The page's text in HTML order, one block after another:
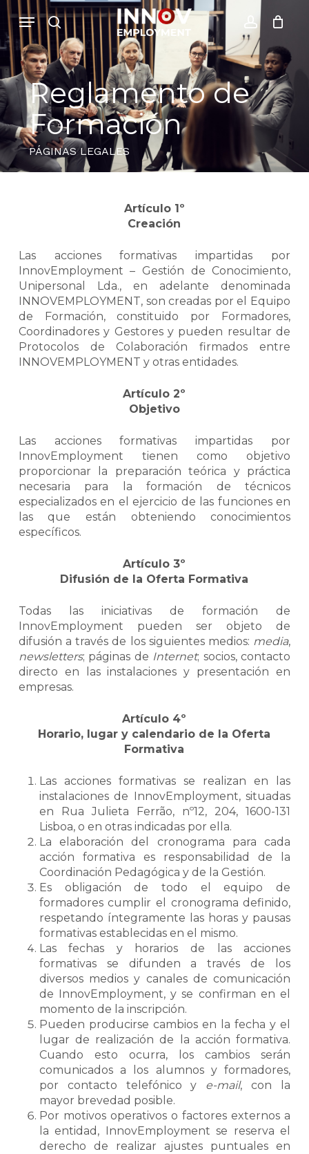
Skip
to
main
content
search account
Menu
Cesto de Compras Close
Reglamento de
Formación
PÁGINAS LEGALES
Artículo 1º
Creación
Las acciones formativas impartidas por
InnovEmployment – Gestión de Conocimiento,
Unipersonal Lda., en adelante denominada
INNOVEMPLOYMENT, son creadas por el Equipo
de Formación, constituido por Formadores,
Coordinadores y Gestores y pueden resultar de
Protocolos de Colaboración firmados entre
INNOVEMPLOYMENT y otras entidades.
Artículo 2º
Objetivo
Las acciones formativas impartidas por
InnovEmployment tienen como objetivo
proporcionar la preparación teórica y práctica
necesaria para la formación de técnicos
especializados en el ejercicio de las funciones en
las que están obteniendo conocimientos
específicos.
Artículo 3º
Difusión de la Oferta Formativa
Todas las iniciativas de formación de
InnovEmployment pueden ser objeto de
difusión a través de los siguientes medios: media,
newsletters; páginas de Internet; socios, contacto
directo en las instalaciones y presentación en
empresas.
Artículo 4º
Horario, lugar y calendario de la Oferta
Formativa
Las acciones formativas se realizan en las
instalaciones de InnovEmployment, situadas
en Rua Julieta Ferrão, nº12, 204, 1600-131
Lisboa, o en otras indicadas por ella.
La elaboración del cronograma para cada
acción formativa es responsabilidad de la
Coordinación Pedagógica y de la Gestión.
Es obligación de todo el equipo de
formadores cumplir el cronograma definido,
respetando íntegramente las horas y pausas
formativas establecidas en el mismo.
Las fechas y horarios de las acciones
formativas se difunden a través de los
diversos medios y canales de comunicación
de InnovEmployment, y se confirman en el
momento de la inscripción.
Pueden producirse cambios en la fecha y el
lugar de realización de la acción formativa.
Cuando esto ocurra, los cambios serán
comunicados a los alumnos y formadores,
por contacto telefónico y e-mail, con la
mayor brevedad posible.
Por motivos operativos o factores externos a
la entidad, InnovEmployment se reserva el
derecho de realizar ajustes puntuales en
Menu